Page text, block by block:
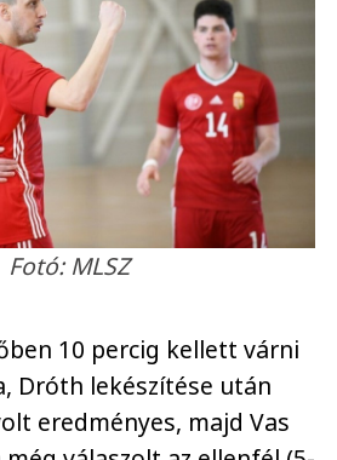
Fotó: MLSZ
10 percig kellett várni
Dróth lekészítése után
eredményes, majd Vas